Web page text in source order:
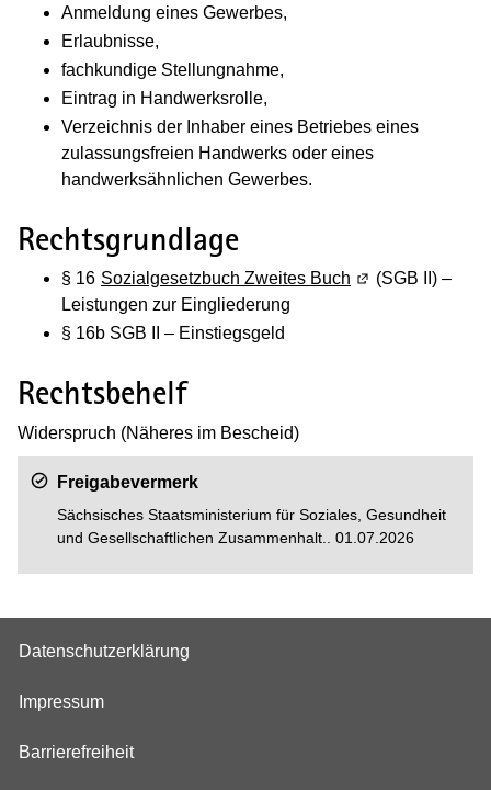
Anmeldung eines Gewerbes,
Erlaubnisse,
fachkundige Stellungnahme,
Eintrag in Handwerksrolle,
Verzeichnis der Inhaber eines Betriebes eines
zulassungsfreien Handwerks oder eines
handwerksähnlichen Gewerbes.
Rechtsgrundlage
§ 16 Sozialgesetzbuch Zweites Buch (Wird in einem
(SGB II) –
Leistungen zur Eingliederung
§ 16b SGB II – Einstiegsgeld
Rechtsbehelf
­Widerspruch (Näheres im Bescheid)
Freigabevermerk
Sächsisches Staatsministerium für Soziales, Gesundheit
und Gesellschaftlichen Zusammenhalt.. 01.07.2026
Datenschutzerklärung
Impressum
Barrierefreiheit